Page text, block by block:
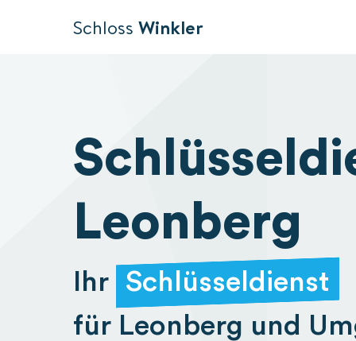
Schloss Winkler
Leonberg
Ihr
Schlüsseldienst
für Leonberg und